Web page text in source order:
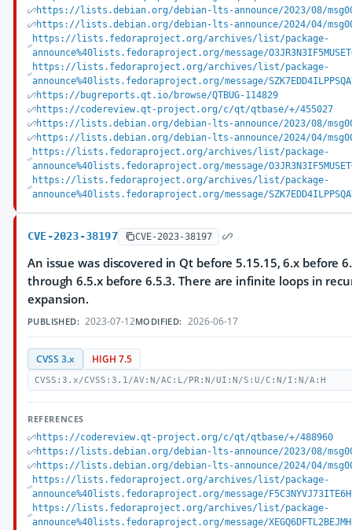
https://lists.debian.org/debian-lts-announce/2023/08/
https://lists.debian.org/debian-lts-announce/2024/04/
https://lists.fedoraproject.org/archives/list/package-
announce%40lists.fedoraproject.org/message/
https://lists.fedoraproject.org/archives/list/package-
announce%40lists.fedoraproject.org/message/
https://bugreports.qt.io/browse/QTBUG-114829
https://codereview.qt-project.org/c/qt/qtbase/+/455027
https://lists.debian.org/debian-lts-announce/2023/08/
https://lists.debian.org/debian-lts-announce/2024/04/
https://lists.fedoraproject.org/archives/list/package-
announce%40lists.fedoraproject.org/message/
https://lists.fedoraproject.org/archives/list/package-
announce%40lists.fedoraproject.org/message/
CVE-2023-38197 CVE-2023-38197
An issue was discovered in Qt before 5.15.15, 6.x before
through 6.5.x before 6.5.3. There are infinite loops in
expansion.
PUBLISHED: 2023-07-12MODIFIED: 2026-06-17
CVSS 3.x HIGH 7.5
CVSS:3.x/CVSS:3.1/AV:N/AC:L/PR:N/UI:N/S:U/C:N/I:N/A:H
REFERENCES
https://codereview.qt-project.org/c/qt/qtbase/+/488960
https://lists.debian.org/debian-lts-announce/2023/08/
https://lists.debian.org/debian-lts-announce/2024/04/
https://lists.fedoraproject.org/archives/list/package-
announce%40lists.fedoraproject.org/message/
https://lists.fedoraproject.org/archives/list/package-
announce%40lists.fedoraproject.org/message/